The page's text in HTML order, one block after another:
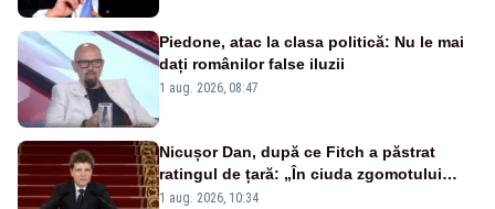
Piedone, atac la clasa politică: Nu le mai
dați românilor false iluzii
1 aug. 2026, 08:47
Nicușor Dan, după ce Fitch a păstrat
ratingul de țară: „În ciuda zgomotului
politic, România funcționează”
1 aug. 2026, 10:34